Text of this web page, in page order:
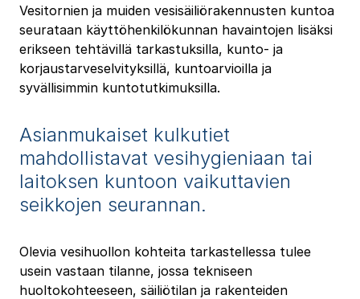
Vesitornien ja muiden vesisäiliörakennusten kuntoa
seurataan käyttöhenkilökunnan havaintojen lisäksi
erikseen tehtävillä tarkastuksilla, kunto- ja
korjaustarveselvityksillä, kuntoarvioilla ja
syvällisimmin kuntotutkimuksilla.
Asianmukaiset kulkutiet
mahdollistavat vesihygieniaan tai
laitoksen kuntoon vaikuttavien
seikkojen seurannan.
Olevia vesihuollon kohteita tarkastellessa tulee
usein vastaan tilanne, jossa tekniseen
huoltokohteeseen, säiliötilan ja rakenteiden